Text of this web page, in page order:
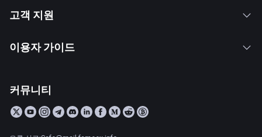
고객 지원
이용자 가이드
커뮤니티